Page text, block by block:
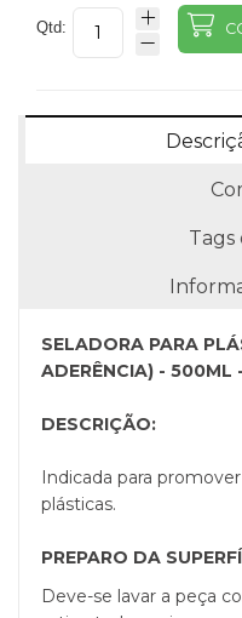
Qtd:
SELADORA PARA
ADERÊNCIA) - 500ML
DESCRIÇÃO:
Indicada para
plásticas.
PREPARO DA
Deve-se lavar a peça